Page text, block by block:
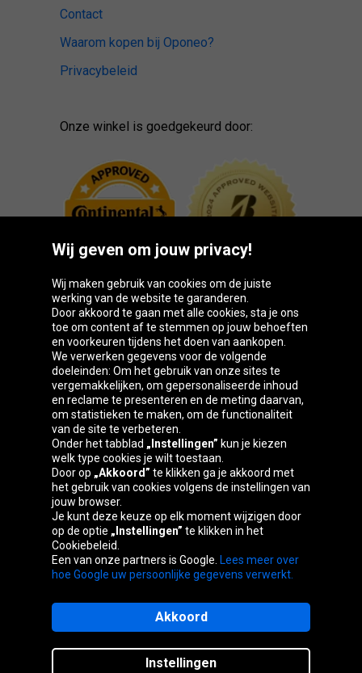
Contact
Waarom kopen bij Oponeo?
Privacybeleid
Onze winkel is goedgekeurd door:
Oponeo-groep
Česká
republika
Deutschland Éire España
France Italia Magyarország Nederland
Österreich
republika
Kingdom
Sitemaps
Wij geven om jouw privacy!
Wij maken gebruik van cookies om de juiste
werking van de website te garanderen.
Door akkoord te gaan met alle cookies, sta je ons
toe om content af te stemmen op jouw behoeften
en voorkeuren tijdens het doen van aankopen.
We verwerken gegevens voor de volgende
doeleinden: Om het gebruik van onze sites te
vergemakkelijken, om gepersonaliseerde inhoud
en reclame te presenteren en de meting daarvan,
om statistieken te maken, om de functionaliteit
van de site te verbeteren.
Onder het tabblad „Instellingen” kun je kiezen
welk type cookies je wilt toestaan.
Door op „Akkoord” te klikken ga je akkoord met
het gebruik van cookies volgens de instellingen van
jouw browser.
Je kunt deze keuze op elk moment wijzigen door
op de optie „Instellingen” te klikken in het
Cookiebeleid.
Een van onze partners is Google. Lees meer over
hoe Google uw persoonlijke gegevens verwerkt.
Instellingen
Akkoord